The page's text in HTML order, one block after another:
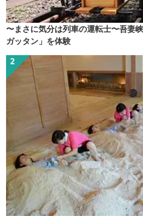
〜まさに気分は列車の運転士〜吾妻
ガッタン」を体験